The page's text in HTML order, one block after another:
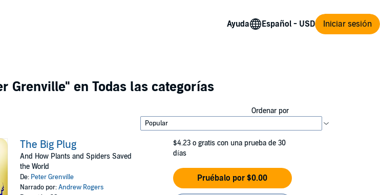
Ayuda Iniciar sesión
Grenville" en Todas las categorías
Ordenar por
The Big Plug
And How Plants and Spiders Saved
the World
De: Peter Grenville
Narrado por:Andrew Rogers
$4.23 o gratis con una prueba de 30
días
Pruébalo por $0.00